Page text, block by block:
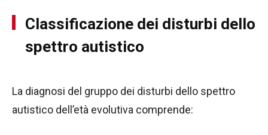
Classificazione dei disturbi dello
spettro autistico
La diagnosi del gruppo dei disturbi dello spettro
autistico dell’età evolutiva comprende: